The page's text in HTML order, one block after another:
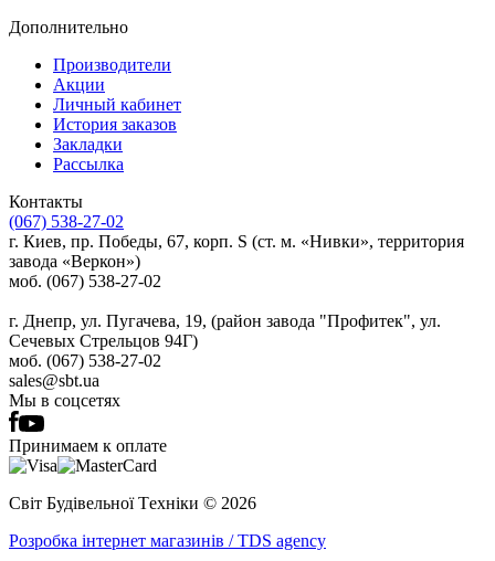
Дополнительно
Производители
Акции
Личный кабинет
История заказов
Закладки
Рассылка
Контакты
(067) 538-27-02
г. Киев, пр. Победы, 67, корп. S (ст. м. «Нивки», территория
завода «Веркон»)
моб. (067) 538-27-02
г. Днепр, ул. Пугачева, 19, (район завода "Профитек", ул.
Сечевых Стрельцов 94Г)
моб. (067) 538-27-02
sales@sbt.ua
Мы в соцсетях
Принимаем к оплате
Світ Будівельної Tехніки © 2026
Розробка інтернет магазинів / TDS agency